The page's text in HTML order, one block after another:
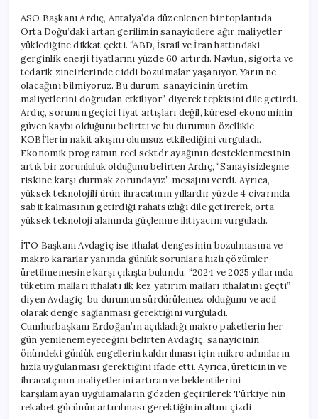
ASO Başkanı Ardıç, Antalya’da düzenlenen bir toplantıda,
Orta Doğu’daki artan gerilimin sanayicilere ağır maliyetler
yüklediğine dikkat çekti. “ABD, İsrail ve İran hattındaki
gerginlik enerji fiyatlarını yüzde 60 artırdı. Navlun, sigorta ve
tedarik zincirlerinde ciddi bozulmalar yaşanıyor. Yarın ne
olacağını bilmiyoruz. Bu durum, sanayicinin üretim
maliyetlerini doğrudan etkiliyor” diyerek tepkisini dile getirdi.
Ardıç, sorunun geçici fiyat artışları değil, küresel ekonominin
güven kaybı olduğunu belirtti ve bu durumun özellikle
KOBİ’lerin nakit akışını olumsuz etkilediğini vurguladı.
Ekonomik programın reel sektör ayağının desteklenmesinin
artık bir zorunluluk olduğunu belirten Ardıç, “Sanayisizleşme
riskine karşı durmak zorundayız” mesajını verdi. Ayrıca,
yüksek teknolojili ürün ihracatının yıllardır yüzde 4 civarında
sabit kalmasının getirdiği rahatsızlığı dile getirerek, orta-
yüksek teknoloji alanında güçlenme ihtiyacını vurguladı.
İTO Başkanı Avdagiç ise ithalat dengesinin bozulmasına ve
makro kararlar yanında günlük sorunlara hızlı çözümler
üretilmemesine karşı çıkışta bulundu. “2024 ve 2025 yıllarında
tüketim malları ithalatı ilk kez yatırım malları ithalatını geçti”
diyen Avdagiç, bu durumun sürdürülemez olduğunu ve acil
olarak denge sağlanması gerektiğini vurguladı.
Cumhurbaşkanı Erdoğan’ın açıkladığı makro paketlerin her
gün yenilenemeyeceğini belirten Avdagiç, sanayicinin
önündeki günlük engellerin kaldırılması için mikro adımların
hızla uygulanması gerektiğini ifade etti. Ayrıca, üreticinin ve
ihracatçının maliyetlerini artıran ve beklentilerini
karşılamayan uygulamaların gözden geçirilerek Türkiye’nin
rekabet gücünün artırılması gerektiğinin altını çizdi.